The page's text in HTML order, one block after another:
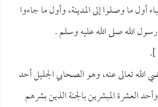
أول ما وصلوا إلى المدينة، وأول ما جاءوا
الله صلى الله عليه وسلم .
].
الله تعالى عنه، وهو الصحابي الجليل أحد
العشرة المبشرين بالجنة الذين بشرهم